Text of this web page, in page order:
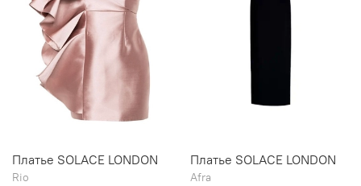
Платье SOLACE LONDON
Rio
Платье SOLACE LONDON
Afra